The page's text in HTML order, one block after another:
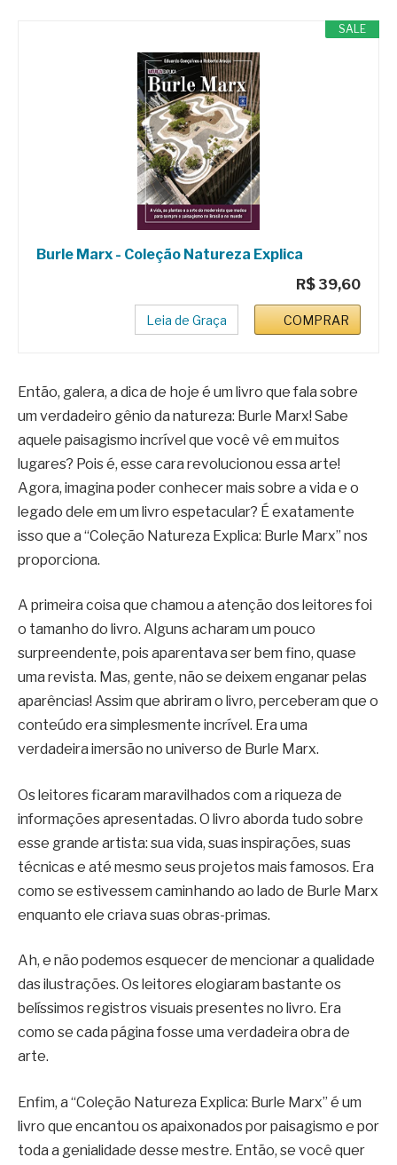
SALE
Burle Marx - Coleção Natureza Explica
R$ 39,60
Leia de Graça COMPRAR
Então, galera, a dica de hoje é um livro que fala sobre
um verdadeiro gênio da natureza: Burle Marx! Sabe
aquele paisagismo incrível que você vê em muitos
lugares? Pois é, esse cara revolucionou essa arte!
Agora, imagina poder conhecer mais sobre a vida e o
legado dele em um livro espetacular? É exatamente
isso que a “Coleção Natureza Explica: Burle Marx” nos
proporciona.
A primeira coisa que chamou a atenção dos leitores foi
o tamanho do livro. Alguns acharam um pouco
surpreendente, pois aparentava ser bem fino, quase
uma revista. Mas, gente, não se deixem enganar pelas
aparências! Assim que abriram o livro, perceberam que o
conteúdo era simplesmente incrível. Era uma
verdadeira imersão no universo de Burle Marx.
Os leitores ficaram maravilhados com a riqueza de
informações apresentadas. O livro aborda tudo sobre
esse grande artista: sua vida, suas inspirações, suas
técnicas e até mesmo seus projetos mais famosos. Era
como se estivessem caminhando ao lado de Burle Marx
enquanto ele criava suas obras-primas.
Ah, e não podemos esquecer de mencionar a qualidade
das ilustrações. Os leitores elogiaram bastante os
belíssimos registros visuais presentes no livro. Era
como se cada página fosse uma verdadeira obra de
arte.
Enfim, a “Coleção Natureza Explica: Burle Marx” é um
livro que encantou os apaixonados por paisagismo e por
toda a genialidade desse mestre. Então, se você quer